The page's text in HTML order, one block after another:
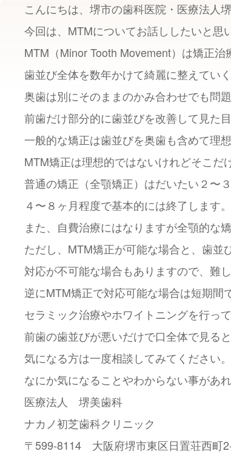
こんにちは、堺市の歯科医院・医療法人
今回は、MTMについてお話ししたいと思
MTM（Minor Tooth Movement）は矯正
歯並び全体を数年かけて綺麗に整えてい
奥歯は別にそのままのかみ合わせでも問
前歯だけ部分的に歯並びを改善して見た
一般的な矯正は歯並びを奥歯も含めて理
MTM矯正は理想的ではないけれどそこだ
普通の矯正（全顎矯正）はだいたい２〜
４〜８ヶ月程度で基本的には終了します。
また、自費治療にはなりますが全顎的な
ただし、MTM矯正が可能な場合と、歯並
対応が不可能な場合もありますので、難
逆にMTM矯正で対応可能な場合は短期間
セラミック治療やホワイトニングを行っ
前歯の歯並びが悪いだけで口全体で見る
気になる方は一度相談してみてください。
なにか気になることやわからない事があ
医療法人 堺美歯科
ナカノ初芝歯科クリニック
〒599-8114 大阪府堺市東区日置荘西町